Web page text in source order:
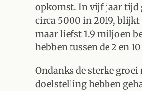
opkomst. In vijf jaar tijd
circa 5000 in 2019,
maar liefst 1.9 miljoen
hebben tussen de 2 en
Ondanks de sterke
doelstelling hebben